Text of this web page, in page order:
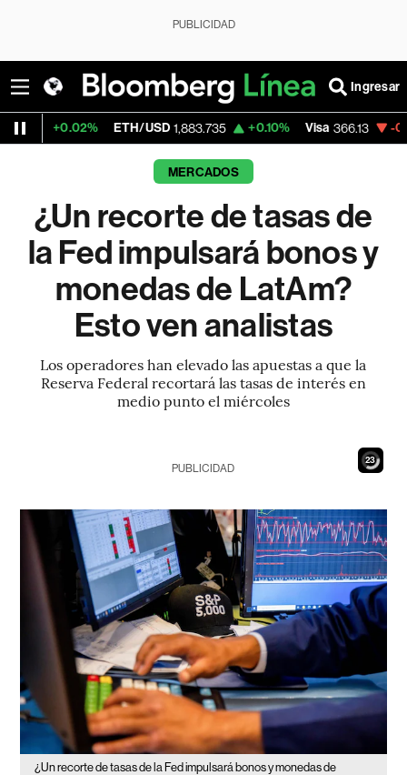
PUBLICIDAD
Ingresar
ETH/USD 1,883.735 +0.10% Visa 366.13 -0.04%
MERCADOS
¿Un recorte de tasas de
la Fed impulsará bonos y
monedas de LatAm?
Esto ven analistas
Los operadores han elevado las apuestas a que la
Reserva Federal recortará las tasas de interés en
medio punto el miércoles
21
PUBLICIDAD
¿Un recorte de tasas de la Fed impulsará bonos y monedas de